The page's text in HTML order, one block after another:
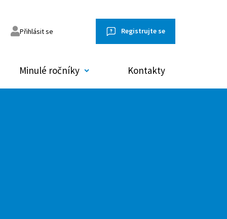
Přihlásit se Registrujte se
Minulé ročníky Kontakty